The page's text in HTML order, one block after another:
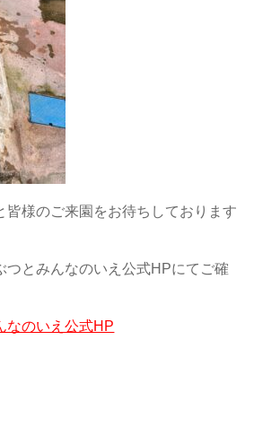
皆様のご来園をお待ちしております
つとみんなのいえ公式HPにてご確
なのいえ公式HP